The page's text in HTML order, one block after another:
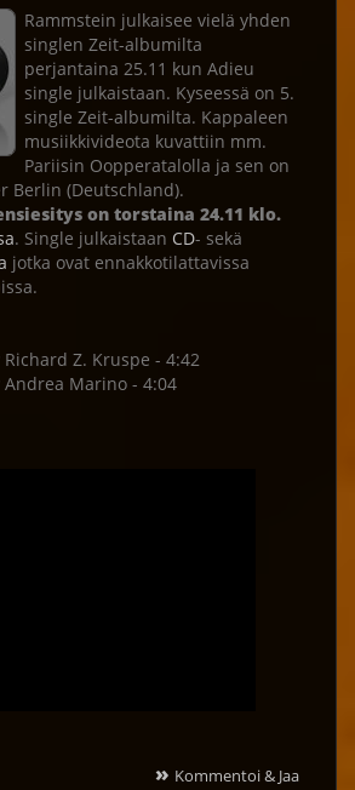
Rammstein julkaisee vielä yhden
singlen Zeit-albumilta
perjantaina 25.11 kun Adieu
single julkaistaan. Kyseessä on 5.
single Zeit-albumilta. Kappaleen
musiikkivideota kuvattiin mm.
Pariisin Oopperatalolla ja sen on
Berlin (Deutschland).
on torstaina 24.11 klo.
. Single julkaistaan CD- sekä
jotka ovat ennakkotilattavissa
Z. Kruspe - 4:42
Andrea Marino - 4:04
» Kommentoi & Jaa